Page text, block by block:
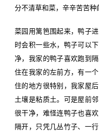
分不清草和菜，辛辛苦苦种
菜园用篱笆围起来，鸭子
时会积一些水，鸭子可以
净，我家的鸭子喜欢跑到
住在我家的左前方，有一
住的地方很特别，我家屋
土壤是粘质土。可是屋前
很干净，难怪连鸭子也喜
隔开，只凭几丛竹子、一